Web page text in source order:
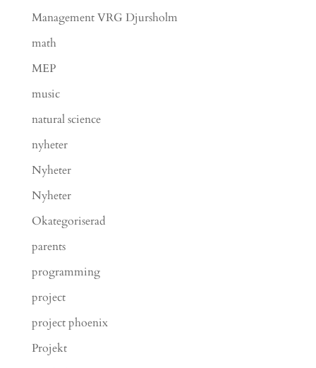
Management VRG Djursholm
math
MEP
music
natural science
nyheter
Nyheter
Nyheter
Okategoriserad
parents
programming
project
project phoenix
Projekt